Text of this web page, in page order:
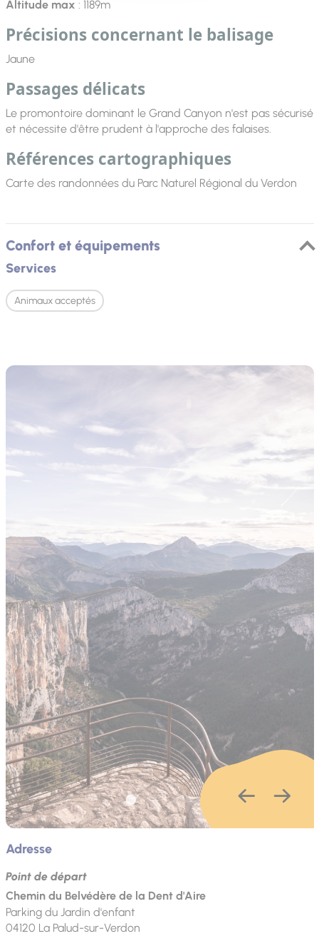
Altitude max : 1189m
Précisions concernant le balisage
Jaune
Passages délicats
Le promontoire dominant le Grand Canyon n'est pas sécurisé
et nécessite d'être prudent à l'approche des falaises.
Références cartographiques
Carte des randonnées du Parc Naturel Régional du Verdon
Confort et équipements
Services
Animaux acceptés
Adresse
Point de départ
Chemin du Belvédère de la Dent d'Aire
Parking du Jardin d'enfant
04120 La Palud-sur-Verdon